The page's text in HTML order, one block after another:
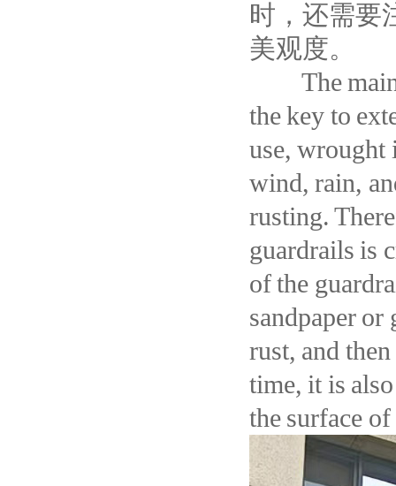
时，还需要
美观度。
The
the key to
use, wrought
wind, rain,
rusting.
guardrails is
of the
sandpaper or
rust, and
time, it is
the surface